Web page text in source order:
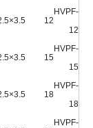
HVPF-
12
12
3.5×2.5×2.7
HVPF-
15
15
3.5×2.5×2.9
HVPF-
18
18
3.5×2.5×3.1
HVPF-